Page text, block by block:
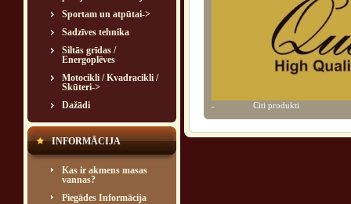
Sportam un atpūtai->
Sadzīves tehnika
Siltās grīdas /
Energoplēves
Motocikli / Kvadracikli /
Skūteri->
Dažādi
INFORMĀCIJA
Kas ir akmens masas
vannas?
Piegādes Informācija
- Citi produkti